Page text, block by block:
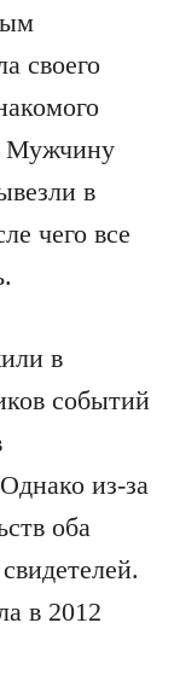
своего
Мужчину
в
чего все
в
событий
из-за
оба
в 2012